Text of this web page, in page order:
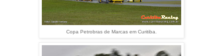
Copa Petrobras de Marcas em Curitiba.